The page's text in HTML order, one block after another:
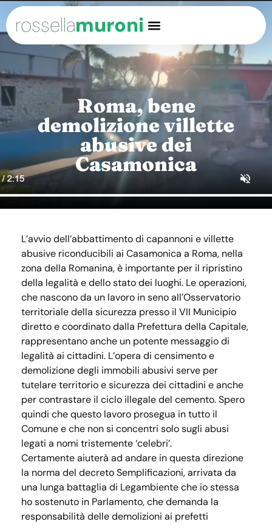
rossellamuroni
Roma, bene
demolizione villette
abusive dei
Casamonica
L’avvio dell’abbattimento di capannoni e villette
abusive riconducibili ai Casamonica a Roma, nella
zona della Romanina, è importante per il ripristino
della legalità e dello stato dei luoghi. Le operazioni,
che nascono da un lavoro in seno all’Osservatorio
territoriale della sicurezza presso il VII Municipio
diretto e coordinato dalla Prefettura della Capitale,
rappresentano anche un potente messaggio di
legalità ai cittadini. L’opera di censimento e
demolizione degli immobili abusivi serve per
tutelare territorio e sicurezza dei cittadini e anche
per contrastare il ciclo illegale del cemento. Spero
quindi che questo lavoro prosegua in tutto il
Comune e che non si concentri solo sugli abusi
legati a nomi tristemente ‘celebri’.
Certamente aiuterà ad andare in questa direzione
la norma del decreto Semplificazioni, arrivata da
una lunga battaglia di Legambiente che io stessa
ho sostenuto in Parlamento, che demanda la
responsabilità delle demolizioni ai prefetti